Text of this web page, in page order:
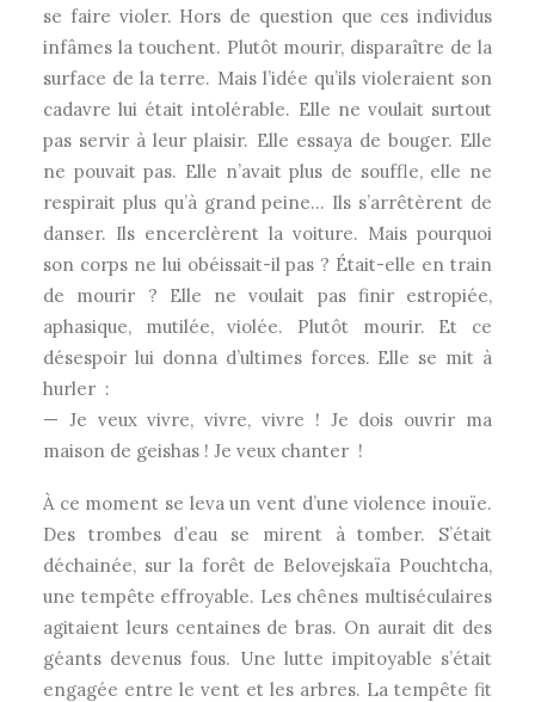
se faire violer. Hors de question que ces individus
infâmes la touchent. Plutôt mourir, disparaître de la
surface de la terre. Mais l’idée qu’ils violeraient son
cadavre lui était intolérable. Elle ne voulait surtout
pas servir à leur plaisir. Elle essaya de bouger. Elle
ne pouvait pas. Elle n’avait plus de souffle, elle ne
respirait plus qu’à grand peine… Ils s’arrêtèrent de
danser. Ils encerclèrent la voiture. Mais pourquoi
son corps ne lui obéissait-il pas ? Était-elle en train
de mourir ? Elle ne voulait pas finir estropiée,
aphasique, mutilée, violée. Plutôt mourir. Et ce
désespoir lui donna d’ultimes forces. Elle se mit à
hurler :
— Je veux vivre, vivre, vivre ! Je dois ouvrir ma
maison de geishas ! Je veux chanter !
À ce moment se leva un vent d’une violence inouïe.
Des trombes d’eau se mirent à tomber. S’était
déchainée, sur la forêt de Belovejskaïa Pouchtcha,
une tempête effroyable. Les chênes multiséculaires
agitaient leurs centaines de bras. On aurait dit des
géants devenus fous. Une lutte impitoyable s’était
engagée entre le vent et les arbres. La tempête fit